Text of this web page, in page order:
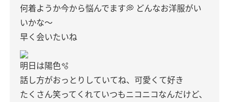
何着ようか今から悩んでます💭 どんなお洋服がい
いかな〜
早く会いたいね
明日は陽色🫧
話し方がおっとりしていてね、可愛くて好き
たくさん笑ってくれていつもニコニコなんだけど、